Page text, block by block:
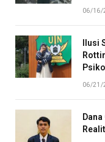
06/16/
Ilusi
06/21/